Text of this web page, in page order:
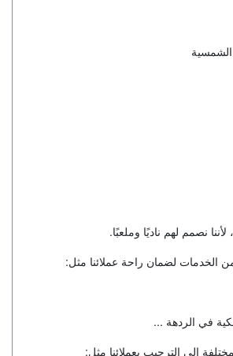
نصمم لهم ناديًا وملعبًا.
من الخدمات لضمان راحة عملائنا مثل:
إلى الترحيب بعملائنا مثل: